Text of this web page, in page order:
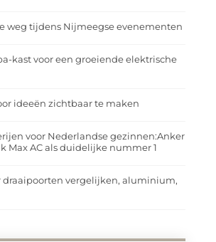
weg tijdens Nijmeegse evenementen
kast voor een groeiende elektrische
ideeën zichtbaar te maken
voor Nederlandse gezinnen:Anker
Max AC als duidelijke nummer 1
draaipoorten vergelijken, aluminium,